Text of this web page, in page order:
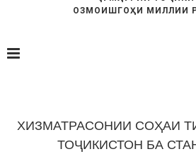
ОЗМОИШГОҲИ МИЛЛИИ
ХИЗМАТРАСОНИИ СОҲАИ
ТОҶИКИСТОН БА